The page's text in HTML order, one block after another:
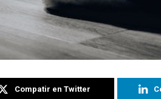
Compatir en Twitter